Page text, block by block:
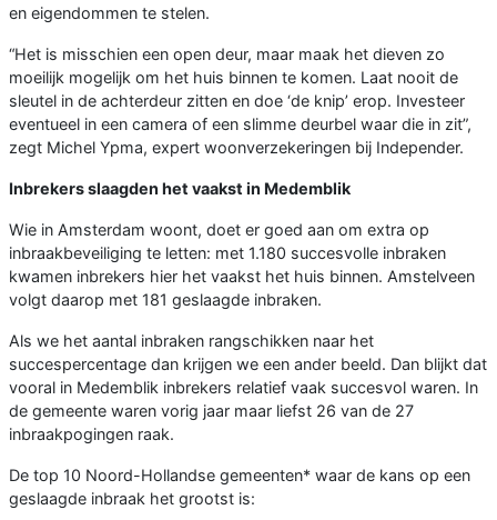
en eigendommen te stelen.
“Het is misschien een open deur, maar maak het dieven zo
moeilijk mogelijk om het huis binnen te komen. Laat nooit de
sleutel in de achterdeur zitten en doe ‘de knip’ erop. Investeer
eventueel in een camera of een slimme deurbel waar die in zit”,
zegt Michel Ypma, expert woonverzekeringen bij Independer.
Inbrekers slaagden het vaakst in Medemblik
Wie in Amsterdam woont, doet er goed aan om extra op
inbraakbeveiliging te letten: met 1.180 succesvolle inbraken
kwamen inbrekers hier het vaakst het huis binnen. Amstelveen
volgt daarop met 181 geslaagde inbraken.
Als we het aantal inbraken rangschikken naar het
succespercentage dan krijgen we een ander beeld. Dan blijkt dat
vooral in Medemblik inbrekers relatief vaak succesvol waren. In
de gemeente waren vorig jaar maar liefst 26 van de 27
inbraakpogingen raak.
De top 10 Noord-Hollandse gemeenten* waar de kans op een
geslaagde inbraak het grootst is: